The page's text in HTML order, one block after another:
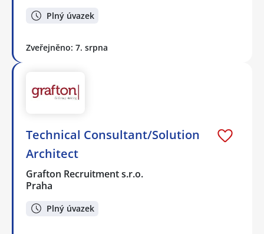
Plný úvazek
Zveřejněno: 7. srpna
Technical Consultant/Solution
Architect
Grafton Recruitment s.r.o.
Praha
Plný úvazek